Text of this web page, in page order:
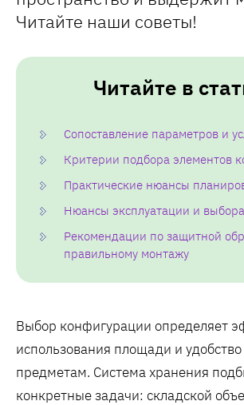
Читайте наши советы!
Читайте в
Сопоставление параметров и
Критерии подбора элементов
Практические нюансы
Нюансы эксплуатации и выбора
Рекомендации по защитной
правильному монтажу
Выбор конфигурации определяет
использования площади и удобство
предметам. Система хранения
конкретные задачи: складской